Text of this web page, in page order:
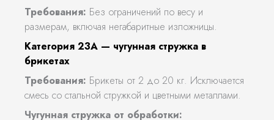
Требования: Без ограничений по весу и
размерам, включая негабаритные изложницы.
Категория 23А — чугунная стружка в
брикетах
Требования: Брикеты от 2 до 20 кг. Исключается
смесь со стальной стружкой и цветными металлами.
Чугунная стружка от обработки: